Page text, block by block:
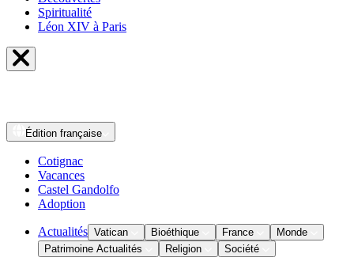
Spiritualité
Léon XIV à Paris
Édition française
Cotignac
Vacances
Castel Gandolfo
Adoption
Actualités Vatican Bioéthique France
Monde
Patrimoine Actualités
Religion Société